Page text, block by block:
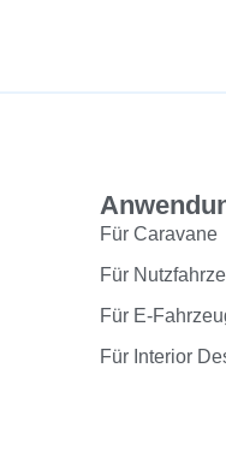
Für Caravane
Für
Für E-
Für Interior